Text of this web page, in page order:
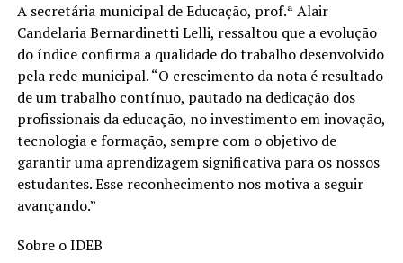
A secretária municipal de Educação, prof.ª Alair
Candelaria Bernardinetti Lelli, ressaltou que a evolução
do índice confirma a qualidade do trabalho desenvolvido
pela rede municipal. “O crescimento da nota é resultado
de um trabalho contínuo, pautado na dedicação dos
profissionais da educação, no investimento em inovação,
tecnologia e formação, sempre com o objetivo de
garantir uma aprendizagem significativa para os nossos
estudantes. Esse reconhecimento nos motiva a seguir
avançando.”
Sobre o IDEB